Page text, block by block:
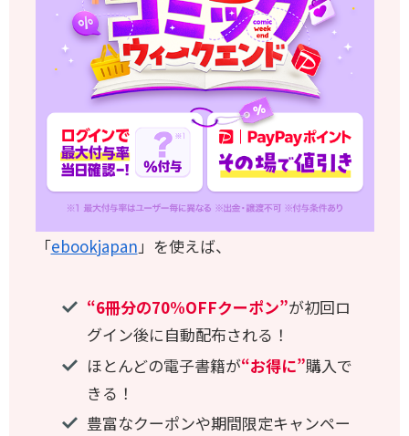
「ebookjapan 」を使えば、
“6冊分の70%OFFクーポン”が初回ロ
グイン後に自動配布される！
ほとんどの電子書籍が“お得に”購入で
きる！
豊富なクーポンや期間限定キャンペー